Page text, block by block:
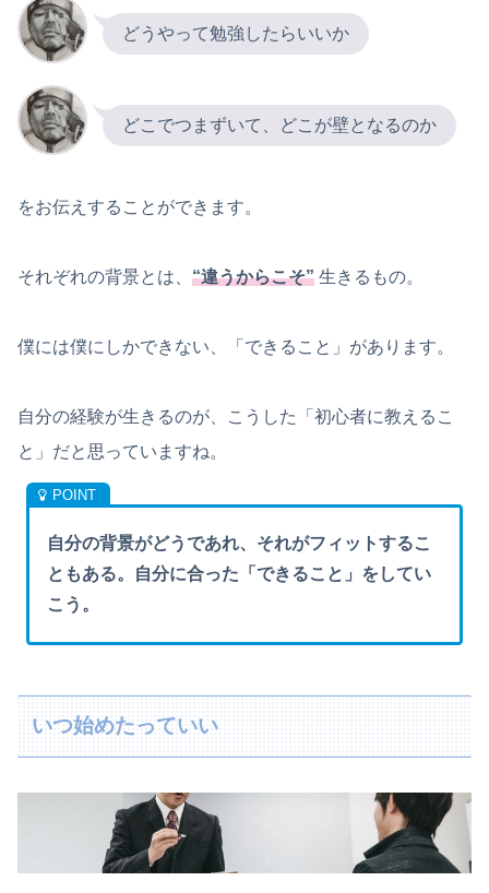
どうやって勉強したらいいか
どこでつまずいて、どこが壁となるのか
をお伝えすることができます。
それぞれの背景とは、 “違うからこそ” 生きるもの。
僕には僕にしかできない、「できること」があります。
自分の経験が生きるのが、こうした「初心者に教えるこ
と」だと思っていますね。
自分の背景がどうであれ、それがフィットするこ
ともある。自分に合った「できること」をしてい
こう。
いつ始めたっていい